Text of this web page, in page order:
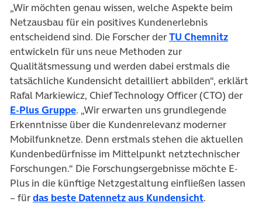
„Wir möchten genau wissen, welche Aspekte beim
Netzausbau für ein positives Kundenerlebnis
entscheidend sind. Die Forscher derTU Chemnitz(öffnet
entwickeln für uns neue Methoden zur
Qualitätsmessung und werden dabei erstmals die
tatsächliche Kundensicht detailliert abbilden“, erklärt
Rafal Markiewicz, Chief Technology Officer (CTO) der
E-Plus Gruppe(öffnet in neuem Tab)
. „Wir erwarten uns grundlegende
Erkenntnisse über die Kundenrelevanz moderner
Mobilfunknetze. Denn erstmals stehen die aktuellen
Kundenbedürfnisse im Mittelpunkt netztechnischer
Forschungen.“ Die Forschungsergebnisse möchte E-
Plus in die künftige Netzgestaltung einfließen lassen
– fürdas beste Datennetz aus Kundensicht(öffnet in
.